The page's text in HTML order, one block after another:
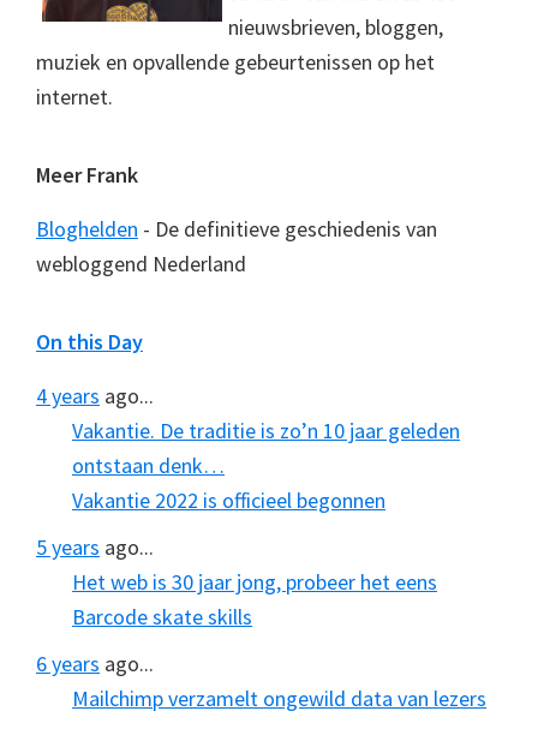
nieuwsbrieven, bloggen,
muziek en opvallende gebeurtenissen op het
internet.
Meer Frank
Bloghelden - De definitieve geschiedenis van
webloggend Nederland
On this Day
4 years ago...
Vakantie. De traditie is zo’n 10 jaar geleden
ontstaan denk…
Vakantie 2022 is officieel begonnen
5 years ago...
Het web is 30 jaar jong, probeer het eens
Barcode skate skills
6 years ago...
Mailchimp verzamelt ongewild data van lezers